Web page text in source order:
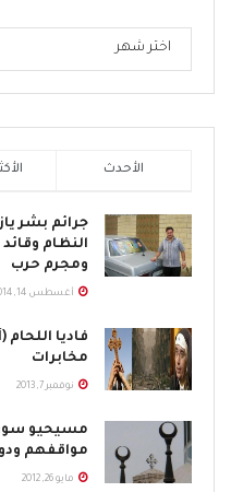
الأحدث
جرائم بشر
النظام
ومجرم حرب
أغسطس 14, 2014
فاديا
مخابرات
نوفمبر 7, 2013
مسيحيو
مواقفهم
مايو 26, 2012